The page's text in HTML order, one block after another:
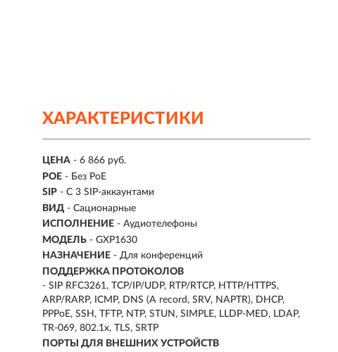
ХАРАКТЕРИСТИКИ
ЦЕНА - 6 866 руб.
POE - Без PoE
SIP - С 3 SIP-аккаунтами
ВИД - Сационарные
ИСПОЛНЕНИЕ - Аудиотелефоны
МОДЕЛЬ - GXP1630
НАЗНАЧЕНИЕ - Для конференций
ПОДДЕРЖКА ПРОТОКОЛОВ
- SIP RFC3261, TCP/IP/UDP, RTP/RTCP, HTTP/HTTPS,
ARP/RARP, ICMP, DNS (A record, SRV, NAPTR), DHCP,
PPPoE, SSH, TFTP, NTP, STUN, SIMPLE, LLDP-MED, LDAP,
TR-069, 802.1x, TLS, SRTP
ПОРТЫ ДЛЯ ВНЕШНИХ УСТРОЙСТВ